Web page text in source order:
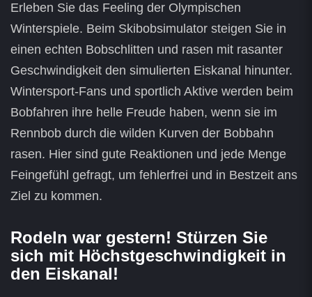
Erleben Sie das Feeling der Olympischen
Winterspiele. Beim Skibobsimulator steigen Sie in
einen echten Bobschlitten und rasen mit rasanter
Geschwindigkeit den simulierten Eiskanal hinunter.
Wintersport-Fans und sportlich Aktive werden beim
Bobfahren ihre helle Freude haben, wenn sie im
Rennbob durch die wilden Kurven der Bobbahn
rasen. Hier sind gute Reaktionen und jede Menge
Feingefühl gefragt, um fehlerfrei und in Bestzeit ans
Ziel zu kommen.
Rodeln war gestern! Stürzen Sie
sich mit Höchstgeschwindigkeit in
den Eiskanal!